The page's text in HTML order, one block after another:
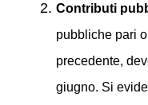
Contributi
pubbliche pari
precedente,
giugno. Si